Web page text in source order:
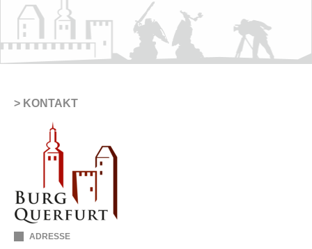
KONTAKT
ADRESSE